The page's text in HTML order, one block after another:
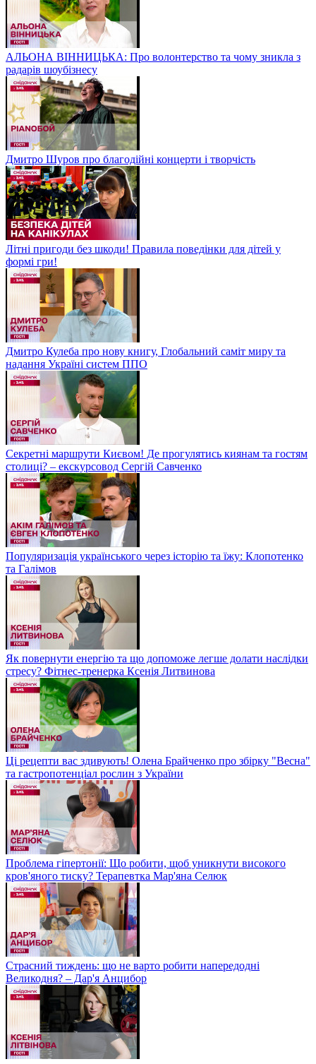
АЛЬОНА ВІННИЦЬКА: Про волонтерство та чому зникла з
радарів шоубізнесу
Дмитро Шуров про благодійні концерти і творчість
Літні пригоди без шкоди! Правила поведінки для дітей у
формі гри!
Дмитро Кулеба про нову книгу, Глобальний саміт миру та
надання Україні систем ППО
Секретні маршрути Києвом! Де прогулятись киянам та гостям
столиці? – екскурсовод Сергій Савченко
Популяризація українського через історію та їжу: Клопотенко
та Галімов
Як повернути енергію та що допоможе легше долати наслідки
стресу? Фітнес-тренерка Ксенія Литвинова
Ці рецепти вас здивують! Олена Брайченко про збірку "Весна"
та гастропотенціал рослин з України
Проблема гіпертонії: Що робити, щоб уникнути високого
кров'яного тиску? Терапевтка Мар'яна Селюк
Страсний тиждень: що не варто робити напередодні
Великодня? – Дар'я Анцибор